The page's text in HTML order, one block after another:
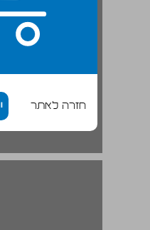
חזרה לאתר
1 אברהם דבלמש ... 21